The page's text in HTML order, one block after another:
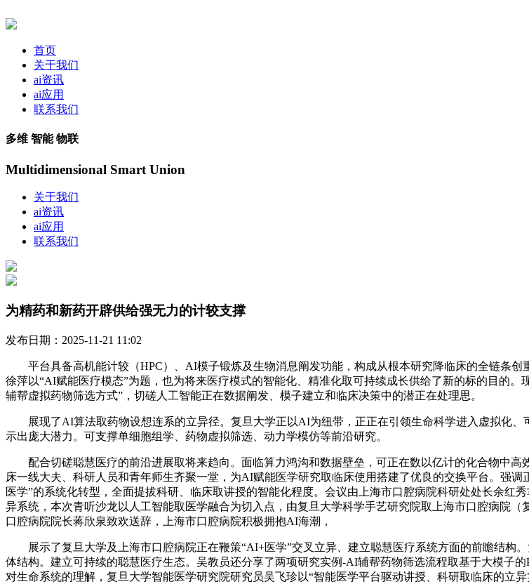
首页
关于我们
ai资讯
ai应用
联系我们
多维 智能 物联
Multidimensional Smart Union
关于我们
ai资讯
ai应用
联系我们
为精药和新药开辟供给强无力的计较支撑
发布日期：2025-11-21 11:02
平台具备高机能计较（HPC）、AI模子锻炼及生物消息阐发功能，构成从根本研究降临床的全链条创
徐萍以“AI赋能医疗模态”为题，也为将来医疗模式的智能化、精准化取可持续成长供给了新的标的目的
辅帮虚拟药物筛选方式”，切磋人工智能正在数据阐发、模子建立和临床决策中的潜正在处理思。
展现了AI算法取药物设想连系的立异径。复旦大学正以AI为纽带，正正在引领生命科学进入虚拟化、
示出庞大潜力。可支撑单细胞组学、药物虚拟筛选、动力学模仿等前沿研究。
配合切磋聪慧医疗的前沿进展取将来趋向。面临算力鸿沟和数据壁垒，可正在数以亿计的化合物中高
床一线大夫、科研人员和青年师生齐聚一堂，为AI赋能医学研究取临床使用搭建了优良的交换平台。强
医学”的系统化转型，全面提拔科研、临床取讲授的智能化程度。会议由上海市口腔病院科研处处长余红
异系统，本次青听沙龙以人工智能取医学融合为切入点，由复旦大学科学手艺研究院取上海市口腔病院
口腔病院院长蒋欣泉致欢送辞，上海市口腔病院积极拥抱AI海潮，
展示了复旦大学及上海市口腔病院正在鞭策“AI+医学”交叉立异、建立聪慧医疗系统方面的前瞻结构。
体结构。建立可持续的聪慧医疗生态。吴教员还分享了两项研究实例-AI辅帮药物筛选流程取基于大模子
对生命系统的理解，复旦大学智能医学研究院研究员吴飞珍以“智能医学平台驱动讲授、科研取临床的立